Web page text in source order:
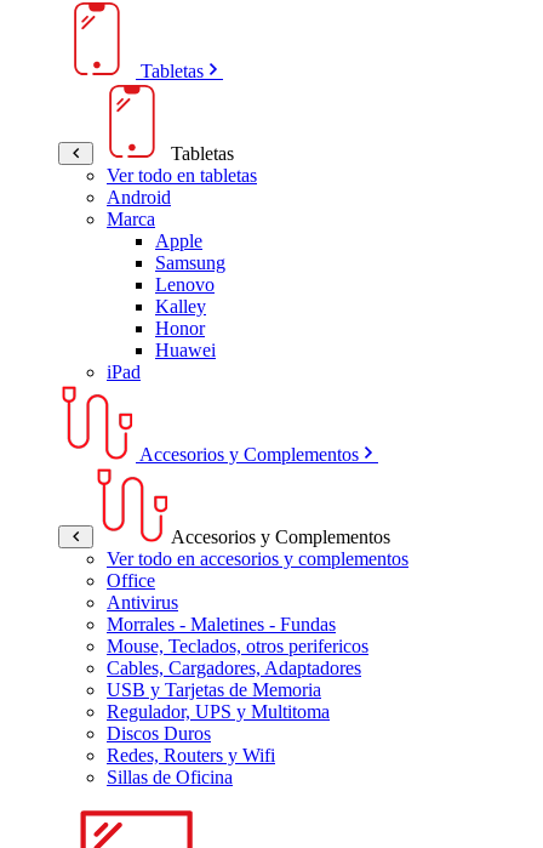
Tabletas
Tabletas
Ver todo en tabletas
Android
Marca
Apple
Samsung
Lenovo
Kalley
Honor
Huawei
iPad
Accesorios y Complementos
Accesorios y Complementos
Ver todo en accesorios y complementos
Office
Antivirus
Morrales - Maletines - Fundas
Mouse, Teclados, otros perifericos
Cables, Cargadores, Adaptadores
USB y Tarjetas de Memoria
Regulador, UPS y Multitoma
Discos Duros
Redes, Routers y Wifi
Sillas de Oficina